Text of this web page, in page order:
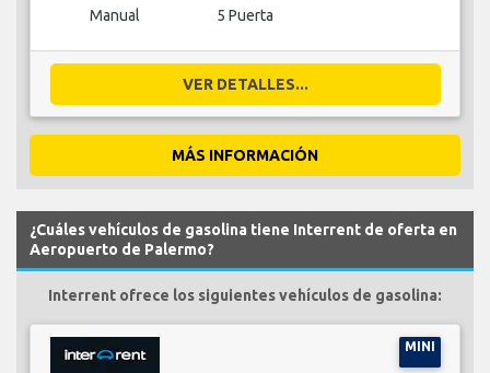
Manual 5 Puerta
VER DETALLES...
MÁS INFORMACIÓN
¿Cuáles vehículos de gasolina tiene Interrent de oferta en
Aeropuerto de Palermo?
Interrent ofrece los siguientes vehículos de gasolina:
MINI